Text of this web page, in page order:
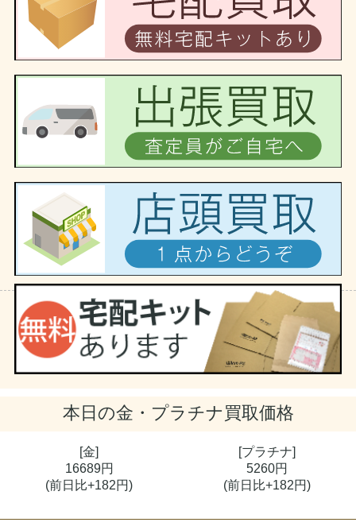
本日の金・プラチナ買取価格
[金]
16689円
(前日比+182円)
[プラチナ]
5260円
(前日比+182円)